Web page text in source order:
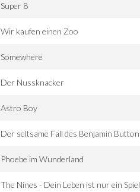
Super 8
Wir kaufen einen Zoo
Somewhere
Der Nussknacker
Astro Boy
Der seltsame Fall des Benjamin Button
Phoebe im Wunderland
The Nines - Dein Leben ist nur ein Spiel